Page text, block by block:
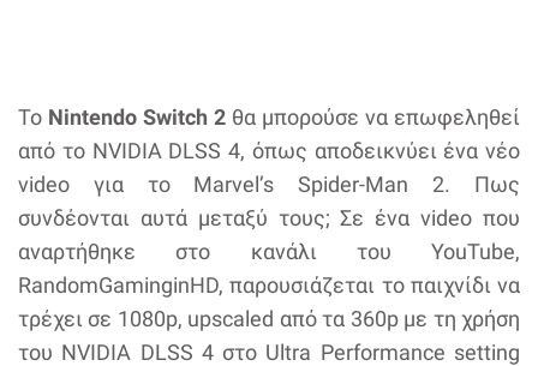
Το Nintendo Switch 2 θα μπορούσε να επωφεληθεί
από το NVIDIA DLSS 4, όπως αποδεικνύει ένα νέο
video για το Marvel’s Spider-Man 2. Πως
συνδέονται αυτά μεταξύ τους; Σε ένα video που
αναρτήθηκε στο κανάλι του YouTube,
RandomGaminginHD, παρουσιάζεται το παιχνίδι να
τρέχει σε 1080p, upscaled από τα 360p με τη χρήση
του NVIDIA DLSS 4 στο Ultra Performance setting